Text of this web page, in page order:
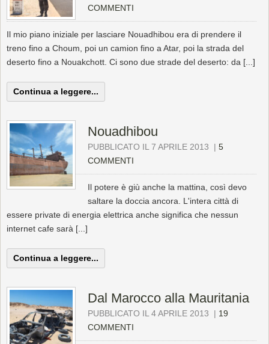
COMMENTI
Il mio piano iniziale per lasciare Nouadhibou era di prendere il
treno fino a Choum, poi un camion fino a Atar, poi la strada del
deserto fino a Nouakchott. Ci sono due strade del deserto: da [...]
Continua a leggere...
Nouadhibou
PUBBLICATO IL 7 APRILE 2013 | 5
COMMENTI
Il potere è giù anche la mattina, così devo
saltare la doccia ancora. L'intera città di
essere private di energia elettrica anche significa che nessun
internet cafe sarà [...]
Continua a leggere...
Dal Marocco alla Mauritania
PUBBLICATO IL 4 APRILE 2013 | 19
COMMENTI